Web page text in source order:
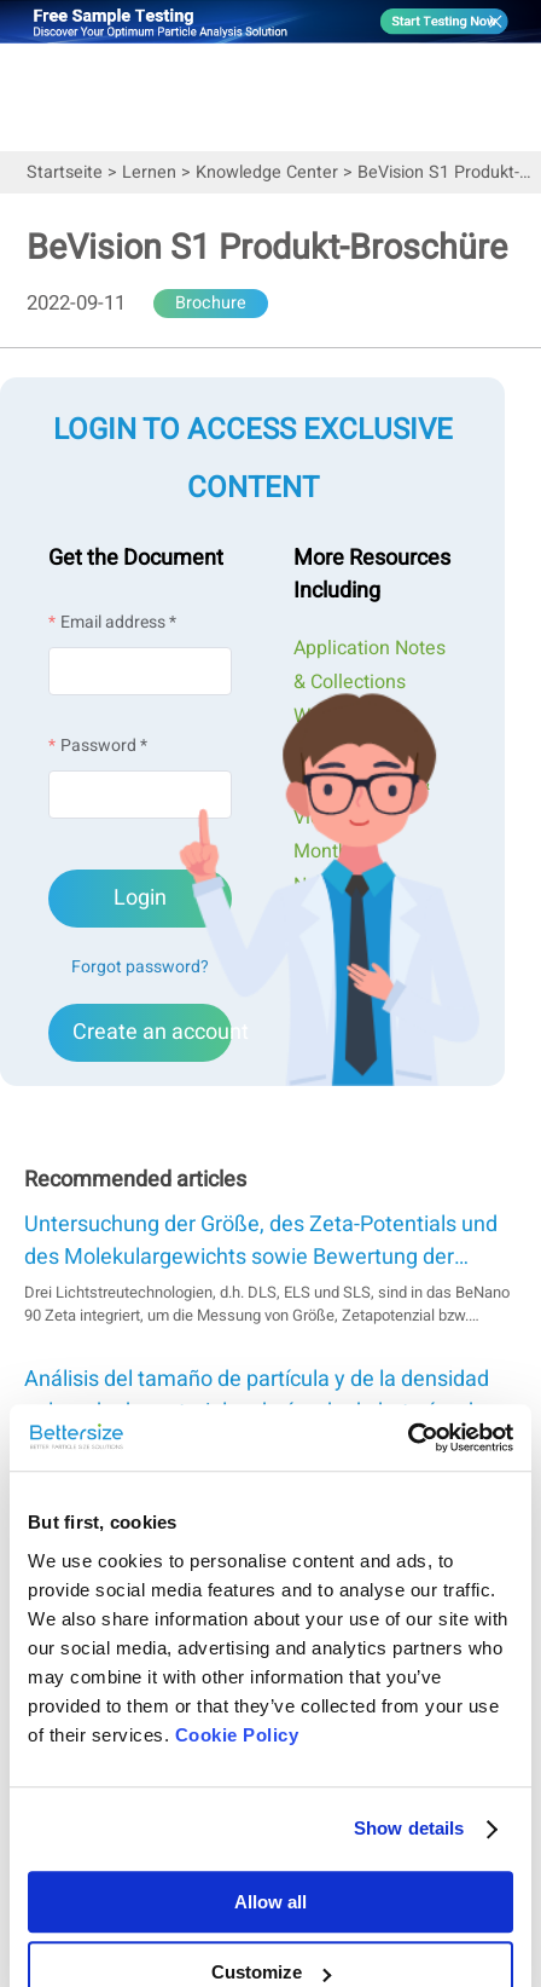
But first, cookies
We use cookies to personalise content and ads, to
provide social media features and to analyse our traffic.
We also share information about your use of our site with
our social media, advertising and analytics partners who
may combine it with other information that you’ve
provided to them or that they’ve collected from your use
of their services. Cookie Policy
Show details
Allow all
Customize
Startseite > Lernen > Knowledge Center> BeVision S1 Produkt-Broschüre
BeVision S1 Produkt-Broschüre
2022-09-11 Brochure
LOGIN TO ACCESS EXCLUSIVE
CONTENT
Get the Document
Email address *
Password *
Login
Forgot password?
Create an account
More Resources
Including
Application Notes
& Collections
Webinars &
Workshops
Presentations &
Videos
Monthly
Newsletters
Exclusive Events...
Recommended articles
Untersuchung der Größe, des Zeta-Potentials und
des Molekulargewichts sowie Bewertung der
Stabilität der BSA-Lösung
Drei Lichtstreutechnologien, d.h. DLS, ELS und SLS, sind in das BeNano
90 Zeta integriert, um die Messung von Größe, Zetapotenzial bzw.
der Größentrend bei Verwendung von...
Análisis del tamaño de partícula y de la densidad
golpeada de materiales de ánodo de baterías de
iones de litio
Die Partikelgröße und die Stampfdichte von Anodenmaterialien spielen
eine entscheidende Rolle für die Leistungsfähigkeit von Lithium-Ionen-
Partikelgrößenmessgerät Bettersizer 2600 sowie der
Stampfdichtetester BeDensi T3 Pro eingesetzt, um den Einfluss
unterschiedlicher Mischungsverhältnisse zweier Proben auf deren D50-
Wert und Stampfdichte zu untersuchen. Die Ergebnisse liefern wertvolle
Hinweise für die Entwicklung fortschrittlicher
Elektrodenmaterialformulierungen und tragen zur Weiterentwicklung der
Batterietechnologie bei.
Verfahren zur Bewertung der Fließfähigkeit von
pharmazeutischen Tablettenpulvern
Das Tablettieren von Pulvern ist eine herkömmliche pharmazeutische
Herstellungstechnologie für feste Zubereitungen. Die Eigenschaften der
Pulver wie Fließfähigkeit, Füllbarkeit und Komprimierbarkeit wirken sich
nicht nur auf das Mischen und den Transfer der Pulver im
Tablettierprozess aus, sondern auch auf die Qualitätsindikatoren...
Rate this article